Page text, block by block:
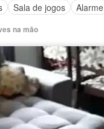
Sala de jogos Alarme
na mão